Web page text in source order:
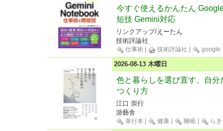
今すぐ使えるかんたん
短技 Gemini対応
リンクアップ/えーたん
技術評論社
仕事術 | 技術評論社 | google
2026-08-13 木曜日
色と暮らしを選び直す、自
つくり方
江口 崇行
游藝舎
単行本 | 健康 | 睡眠 | ら